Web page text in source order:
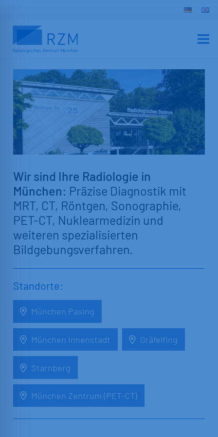
Wir sind Ihre Radiologie in
München: Präzise Diagnostik mit
MRT, CT, Röntgen, Sonographie,
PET-CT, Nuklearmedizin und
weiteren spezialisierten
Bildgebungsverfahren.
Standorte:
München Pasing
München Innenstadt Gräfelfing
Starnberg
München Zentrum (PET-CT)